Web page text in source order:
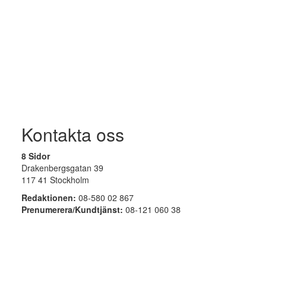
Kontakta oss
8 Sidor
Drakenbergsgatan 39
117 41 Stockholm
Redaktionen: 08-580 02 867
Prenumerera/Kundtjänst: 08-121 060 38